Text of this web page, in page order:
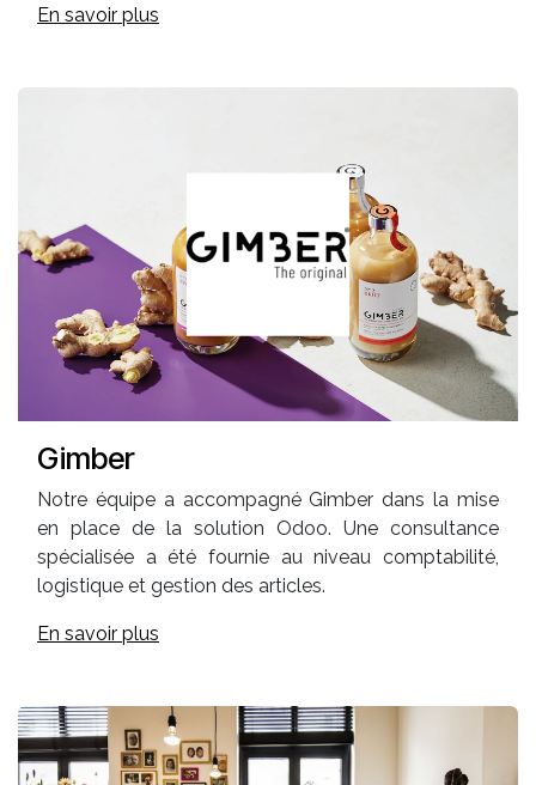
En savoir plus
Gimber
Notre équipe a accompagné Gimber dans la mise
en place de la solution Odoo. Une consultance
spécialisée a été fournie au niveau comptabilité,
logistique et gestion des articles.
En savoir plus